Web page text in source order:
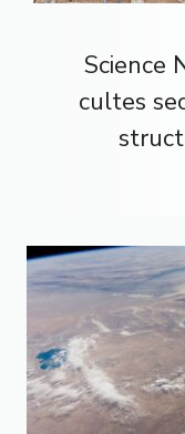
Science
cultes